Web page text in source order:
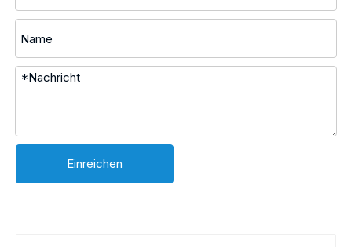
Einreichen